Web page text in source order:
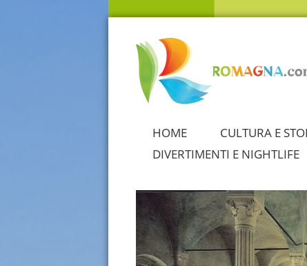
HOME CULTURA E
DIVERTIMENTI E NIGHTLIFE